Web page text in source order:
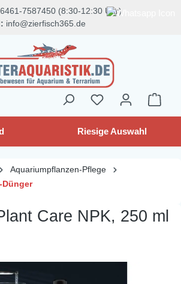
7587450 (8:30-12:30 Uhr)
info@zierfisch365.de
Riesige Auswahl
Aquariumpflanzen-Pflege
Care NPK, 250 ml